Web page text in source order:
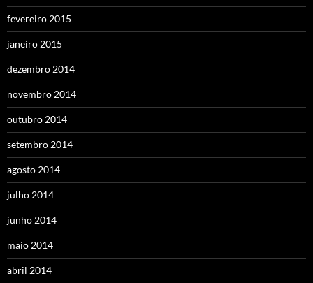
fevereiro 2015
janeiro 2015
dezembro 2014
novembro 2014
outubro 2014
setembro 2014
agosto 2014
julho 2014
junho 2014
maio 2014
abril 2014